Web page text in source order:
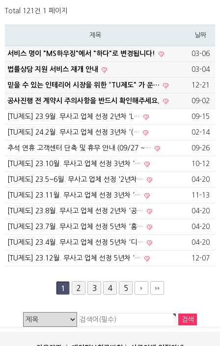
Total 121건 1 페이지
제목 날짜
서비스 명이 "MS하우징"에서 "하다"로 변경됩니다! 03-06
법률상담 지원 서비스 재개 안내 03-04
믿을 수 있는 인테리어 시장을 위한 “TU제도" 가 운… 12-21
공사진행 전 계약시 주의사항을 반드시 확인해주세요. 09-02
[TU제도] 23.9월. 무사고 업체 선정 2년차 'L… 09-15
[TU제도] 24.2월. 무사고 업체 선정 3년차 '(… 02-14
추석 연휴 고객센터 단축 및 휴무 안내 (09/27 ~… 09-26
[TU제도] 23.10월. 무사고 업체 선정 3년차 '… 10-12
[TU제도] 23.5~6월. 무사고 업체 선정 '2년차… 04-20
[TU제도] 23.11월. 무사고 업체 선정 3년차 '… 11-13
[TU제도] 23.8월. 무사고 업체 선정 2년차 '공… 04-20
[TU제도] 23.7월. 무사고 업체 선정 5년차 '홈… 04-20
[TU제도] 23.4월. 무사고 업체 선정 5년차 '디… 04-20
[TU제도] 23.12월. 무사고 업체 선정 5년차 '… 12-07
1 2 3 4 5